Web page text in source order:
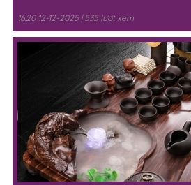
16:20 12-12-2025 | 535 lượt xem